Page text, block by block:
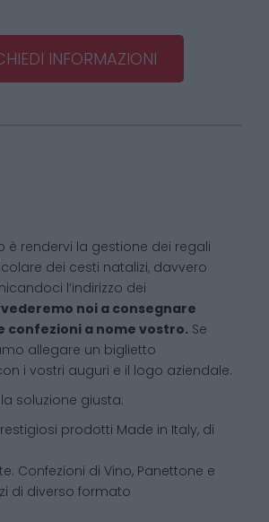
INFORMAZIONI
è rendervi la gestione dei regali
dei cesti natalizi, davvero
l’indirizzo dei
noi a consegnare
a nome vostro. Se
allegare un biglietto
i vostri auguri e il logo aziendale.
soluzione giusta:
prodotti Made in Italy, di
Confezioni di Vino, Panettone e
di diverso formato